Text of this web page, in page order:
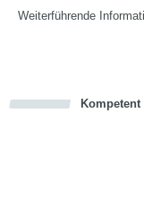
Weiterführende